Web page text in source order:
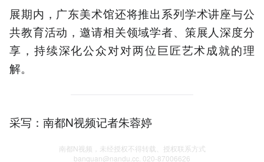
展期内，广东美术馆还将推出系列学术讲座与公
共教育活动，邀请相关领域学者、策展人深度分
享，持续深化公众对对两位巨匠艺术成就的理
解。
采写：南都N视频记者朱蓉婷
南都N视频，未经授权不得转载、授权联系方式
banquan@nandu.cc. 020-87006626